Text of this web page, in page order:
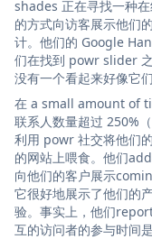
shades 正在寻找一种
的方式向访客展示他们
计。他们的 Google
们在找到 powr slider
没有一个看起来好像它
在 a small amount of
联系人数量超过 250%
利用 powr 社交将他们
的网站上喂食。他们
向他们的客户展示
它很好地展示了他们的
验。事实上，他们
互的访问者的参与时间